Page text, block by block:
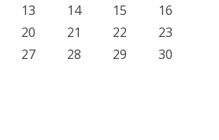
13 14 15
16
20 21 22
23
27 28 29
30